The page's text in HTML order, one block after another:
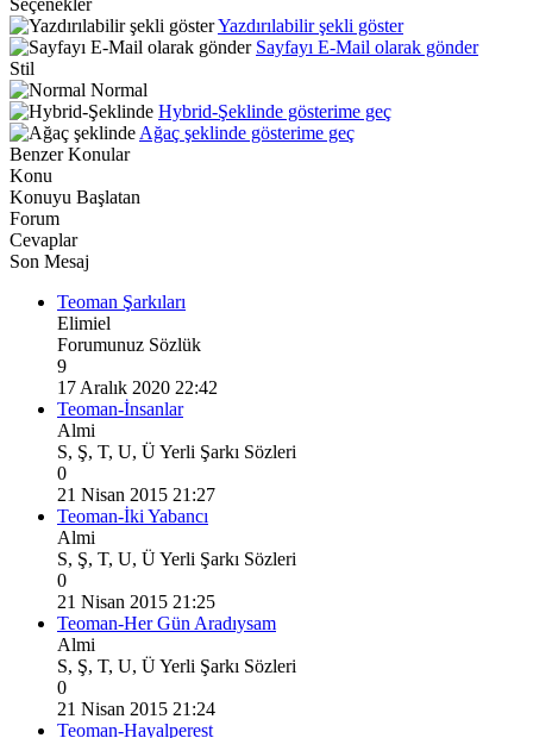
Seçenekler
Yazdırılabilir şekli göster
Sayfayı E-Mail olarak gönder
Stil
Normal
Hybrid-Şeklinde gösterime geç
Ağaç şeklinde gösterime geç
Benzer Konular
Konu
Konuyu Başlatan
Forum
Cevaplar
Son Mesaj
Teoman Şarkıları
Elimiel
Forumunuz Sözlük
9
17 Aralık 2020 22:42
Teoman-İnsanlar
Almi
S, Ş, T, U, Ü Yerli Şarkı Sözleri
0
21 Nisan 2015 21:27
Teoman-İki Yabancı
Almi
S, Ş, T, U, Ü Yerli Şarkı Sözleri
0
21 Nisan 2015 21:25
Teoman-Her Gün Aradıysam
Almi
S, Ş, T, U, Ü Yerli Şarkı Sözleri
0
21 Nisan 2015 21:24
Teoman-Hayalperest